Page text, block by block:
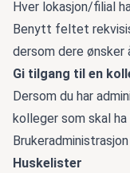
Hver lokasjon/filial
Benytt feltet
dersom dere ønsker
Gi tilgang til en
Dersom du har
kolleger som skal
Huskelister